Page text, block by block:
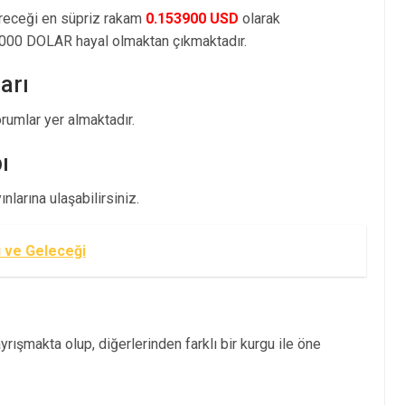
en süpriz rakam 0.153900 USD olarak
DOLAR hayal olmaktan çıkmaktadır.
yer almaktadır.
ulaşabilirsiniz.
ve Geleceği
olup, diğerlerinden farklı bir kurgu ile öne